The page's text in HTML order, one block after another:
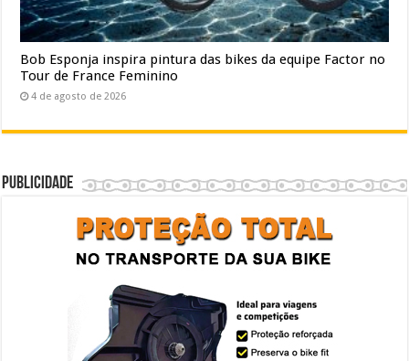
Bob Esponja inspira pintura das bikes da equipe Factor no
Tour de France Feminino
4 de agosto de 2026
Publicidade